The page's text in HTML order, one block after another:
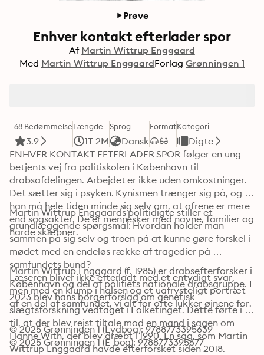
Prøve
Enhver kontakt efterlader spor
Af Martin Wittrup Enggaard
Med Martin Wittrup EnggaardForlag Grønningen 1
68 Bedømmelse
3.9
Længde
1T 2M
Sprog
Dansk
FormatKategori
Digte
ENHVER KONTAKT EFTERLADER SPOR følger en ung
betjents vej fra politiskolen i København til
drabsafdelingen. Arbejdet er ikke uden omkostninger.
Det sætter sig i psyken. Kynismen trænger sig på, og
han må hele tiden minde sig selv om, at ofrene er mere
end sagsakter. De er mennesker med navne, familier og
hårde skæbner.
Martin Wittrup Enggaards politidigte stiller et
grundlæggende spørgsmål: Hvordan holder man
sammen på sig selv og troen på at kunne gøre forskel i
mødet med en endeløs række af tragedier på
samfundets bund?
Læseren bliver ikke efterladt med et entydigt svar,
men med en klump i halsen og et uafrysteligt portræt
Martin Wittrup Enggaard (f. 1985) er drabsefterforsker i
København og del af politiets nationale drabsgruppe. I
2023 blev hans borgerforslag om genetisk
slægtsforskning vedtaget i Folketinget. Dette førte i år
til, at der blev rejst tiltale mod en mand i sagen om
Hanne With, der blev dræbt i 1990. En sag, som Martin
Wittrup Enggaard havde efterforsket siden 2018.
© 2025 Grønningen 1 (Lydbog): 9788773395639
© 2025 Grønningen 1 (E-bog): 9788773395677